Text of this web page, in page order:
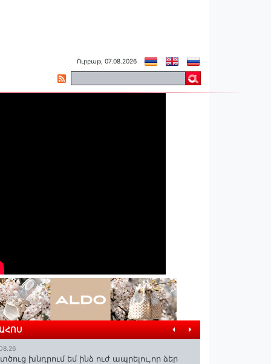
Ուրբաթ, 07.08.2026
խնդրում եմ ինձ ուժ ապրելու,որ ձեր